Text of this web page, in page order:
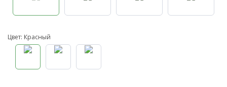
Цвет: Красный